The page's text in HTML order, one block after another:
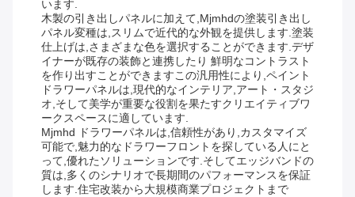
います.
木製の引き出しパネルに加えて,Mjmhdの塗装引き出し
パネル変種は,スリムで近代的な外観を提供します.塗装
仕上げは,さまざまな色を選択することができます.デザ
イナーが既存の装飾と連携したり 鮮明なコントラスト
を作り出すことができますこの汎用性により,ペイント
ドラワーパネルは,現代的なインテリア,アート・スタジ
オ,そして美学が重要な役割を果たすクリエイティブワ
ークスペースに適しています.
Mjmhd ドラワーパネルは,信頼性があり,カスタマイズ
可能で,魅力的なドラワーフロントを探している人にと
って,優れたソリューションです.そしてエッジバンドの
質は,多くのシナリオで長期間のパフォーマンスを保証
します.住宅改装から大規模商業プロジェクトまで